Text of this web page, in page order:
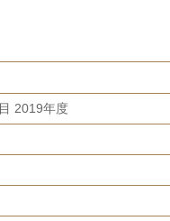
2019年度